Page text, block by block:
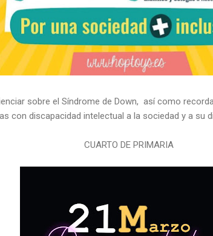
sobre el Síndrome de Down, así como
con discapacidad intelectual a la sociedad y a su
CUARTO DE PRIMARIA